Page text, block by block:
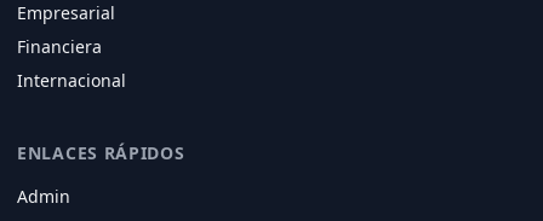
Empresarial
Financiera
Internacional
ENLACES RÁPIDOS
Admin